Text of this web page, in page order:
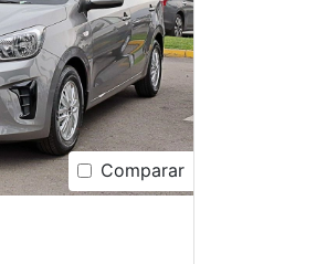
Comparar